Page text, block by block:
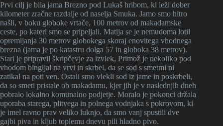
Prvi cilj je bila jama Brezno pod Lukaš hribom, ki leži dober
kilometer zračne razdalje od naselja Smuka. Jamo smo hitro
našli, v boku globoke vrtače, 100 metrov od makadamske
ceste, po kateri smo se pripeljali. Matija se je nemudoma lotil
opremljanja 30 metrov globokega skoraj enovitega vhodnega
brezna (jama je po katastru dolga 57 in globoka 38 metrov).
Stari je pripravil škripčevje za izvlek, Primož je nekoliko pod
vhodom bingljal na vrvi in skrbel, da se sod s smetmi ni
zatikal na poti ven. Ostali smo vlekli sod iz jame in poskrbeli,
da so smeti pristale ob makadamu, kjer jih je v naslednjih dneh
pobralo lokalno komunalno podjetje. Moralo je pokonci držala
uporaba starega, plitvega in polnega vodnjaka s pokrovom, ki
je imel ravno prav veliko luknjo, da smo vanj spustili dve
gajbi piva in kljub toplemu dnevu pili hladno pivo.